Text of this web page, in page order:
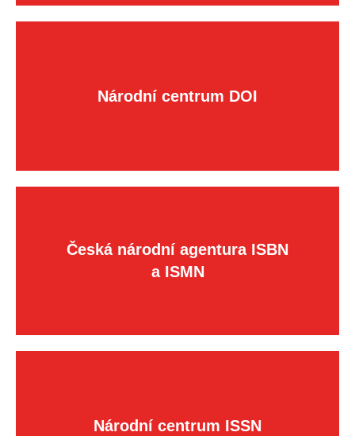
Národní centrum DOI
Česká národní agentura ISBN
a ISMN
Národní centrum ISSN